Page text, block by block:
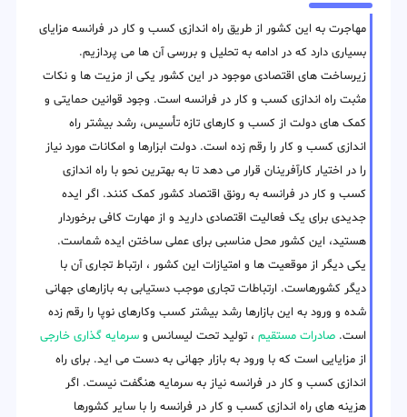
مهاجرت به این کشور از طریق راه اندازی کسب و کار در فرانسه مزایای
بسیاری دارد که در ادامه به تحلیل و بررسی آن ها می پردازیم.
زیرساخت های اقتصادی موجود در این کشور یکی از مزیت ها و نکات
مثبت راه اندازی کسب و کار در فرانسه است. وجود قوانین حمایتی و
کمک های دولت از کسب و کارهای تازه تأسیس، رشد بیشتر راه
اندازی کسب و کار را رقم زده است. دولت ابزارها و امکانات مورد نیاز
را در اختیار کارآفرینان قرار می دهد تا به بهترین نحو با راه اندازی
کسب و کار در فرانسه به رونق اقتصاد کشور کمک کنند. اگر ایده
جدیدی برای یک فعالیت اقتصادی دارید و از مهارت کافی برخوردار
هستید، این کشور محل مناسبی برای عملی ساختن ایده شماست.
یکی دیگر از موقعیت ها و امتیازات این کشور ، ارتباط تجاری آن با
دیگر کشورهاست. ارتباطات تجاری موجب دستیابی به بازارهای جهانی
شده و ورود به این بازارها رشد بیشتر کسب وکارهای نوپا را رقم زده
است. صادرات مستقیم ، تولید تحت لیسانس و سرمایه گذاری خارجی
از مزایایی است که با ورود به بازار جهانی به دست می اید. برای راه
اندازی کسب و کار در فرانسه نیاز به سرمایه هنگفت نیست. اگر
هزینه های راه اندازی کسب و کار در فرانسه را با سایر کشورها